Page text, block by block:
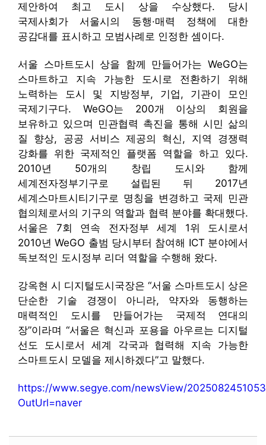
제안하여 최고 도시 상을 수상했다. 당시
국제사회가 서울시의 동행·매력 정책에 대한
공감대를 표시하고 모범사례로 인정한 셈이다.
서울 스마트도시 상을 함께 만들어가는 WeGO는
스마트하고 지속 가능한 도시로 전환하기 위해
노력하는 도시 및 지방정부, 기업, 기관이 모인
국제기구다. WeGO는 200개 이상의 회원을
보유하고 있으며 민관협력 촉진을 통해 시민 삶의
질 향상, 공공 서비스 제공의 혁신, 지역 경쟁력
강화를 위한 국제적인 플랫폼 역할을 하고 있다.
2010년 50개의 창립 도시와 함께
세계전자정부기구로 설립된 뒤 2017년
세계스마트시티기구로 명칭을 변경하고 국제 민관
협의체로서의 기구의 역할과 협력 분야를 확대했다.
서울은 7회 연속 전자정부 세계 1위 도시로서
2010년 WeGO 출범 당시부터 참여해 ICT 분야에서
독보적인 도시정부 리더 역할을 수행해 왔다.
강옥현 시 디지털도시국장은 “서울 스마트도시 상은
단순한 기술 경쟁이 아니라, 약자와 동행하는
매력적인 도시를 만들어가는 국제적 연대의
장”이라며 “서울은 혁신과 포용을 아우르는 디지털
선도 도시로서 세계 각국과 협력해 지속 가능한
스마트도시 모델을 제시하겠다”고 말했다.
https://www.segye.com/newsView/
OutUrl=naver